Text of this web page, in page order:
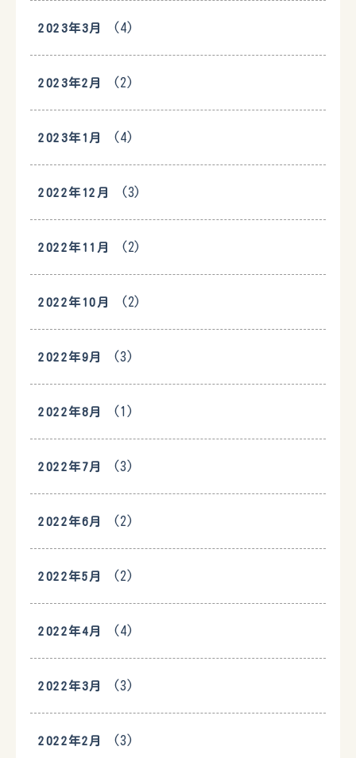
2023年3月 (4)
2023年2月 (2)
2023年1月 (4)
2022年12月 (3)
2022年11月 (2)
2022年10月 (2)
2022年9月 (3)
2022年8月 (1)
2022年7月 (3)
2022年6月 (2)
2022年5月 (2)
2022年4月 (4)
2022年3月 (3)
2022年2月 (3)